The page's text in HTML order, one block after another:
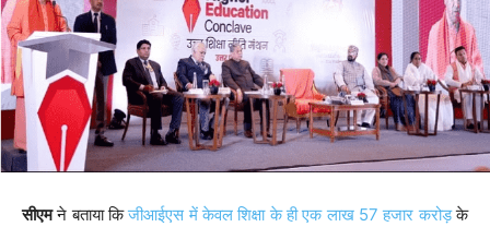
सीएमने बताया किजीआईएस में केवल शिक्षा के ही एक लाख 57 हजार करोड़के